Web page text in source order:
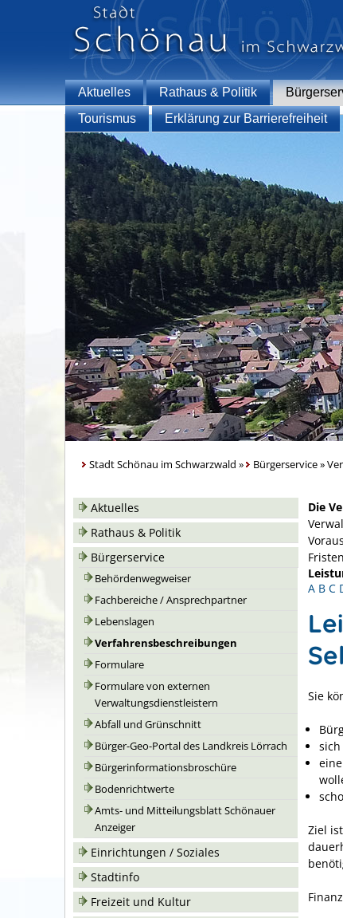
Aktuelles Rathaus & Politik
Tourismus
Erklärung zur Barrierefreiheit
Stadt Schönau im Schwarzwald » Bürgerservice»
Aktuelles
Rathaus & Politik
Bürgerservice
Behördenwegweiser
Fachbereiche / Ansprechpartner
Lebenslagen
Verfahrensbeschreibungen
Formulare
Formulare von externen
Verwaltungsdienstleistern
Abfall und Grünschnitt
Bürger-Geo-Portal des Landkreis Lörrach
Bürgerinformationsbroschüre
Bodenrichtwerte
Amts- und Mitteilungsblatt Schönauer
Anzeiger
Einrichtungen / Soziales
Stadtinfo
Freizeit und Kultur
Die
A B C
Sie
Ziel